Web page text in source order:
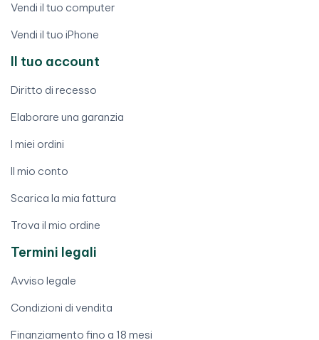
Vendi il tuo computer
Vendi il tuo iPhone
Il tuo account
Diritto di recesso
Elaborare una garanzia
I miei ordini
Il mio conto
Scarica la mia fattura
Trova il mio ordine
Termini legali
Avviso legale
Condizioni di vendita
Finanziamento fino a 18 mesi